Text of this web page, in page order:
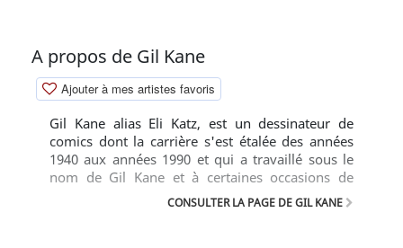
A propos de Gil Kane
Ajouter à mes artistes favoris
Gil Kane alias Eli Katz, est un dessinateur de
comics dont la carrière s'est étalée des années
1940 aux années 1990 et qui a travaillé sous le
nom de Gil Kane et à certaines occasions de
Scott Edwards. Kane a co-créé les versions
modernes des super-héros Green Lantern et
CONSULTER LA PAGE DE GIL KANE